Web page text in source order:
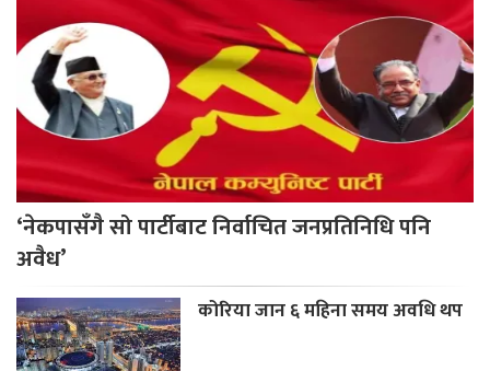
‘नेकपासँगै सो पार्टीबाट निर्वाचित जनप्रतिनिधि पनि
अवैध’
कोरिया जान ६ महिना समय अवधि थप